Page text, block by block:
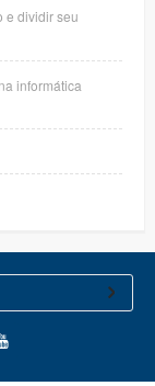
e dividir seu
informática